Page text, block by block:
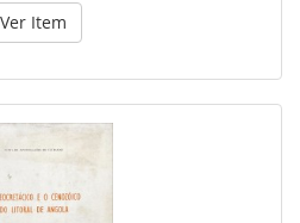
Ver Item